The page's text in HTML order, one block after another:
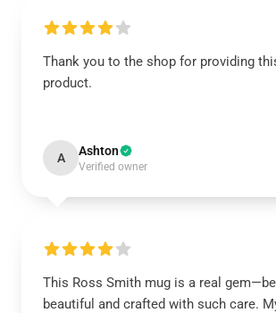
Thank you to the shop for providing
product.
A Ashton
Verified owner
This Ross Smith mug is a real
beautiful and crafted with such care.